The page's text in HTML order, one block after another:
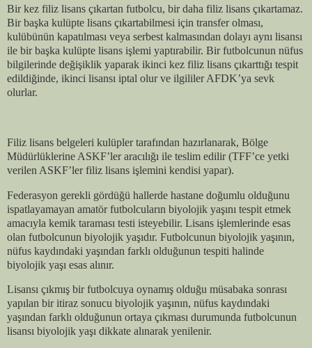
Bir kez filiz lisans çıkartan futbolcu, bir daha filiz lisans çıkartamaz.
Bir başka kulüpte lisans çıkartabilmesi için transfer olması,
kulübünün kapatılması veya serbest kalmasından dolayı aynı lisansı
ile bir başka kulüpte lisans işlemi yaptırabilir. Bir futbolcunun nüfus
bilgilerinde değişiklik yaparak ikinci kez filiz lisans çıkarttığı tespit
edildiğinde, ikinci lisansı iptal olur ve ilgililer AFDK’ya sevk
olurlar.
Filiz lisans belgeleri kulüpler tarafından hazırlanarak, Bölge
Müdürlüklerine ASKF’ler aracılığı ile teslim edilir (TFF’ce yetki
verilen ASKF’ler filiz lisans işlemini kendisi yapar).
Federasyon gerekli gördüğü hallerde hastane doğumlu olduğunu
ispatlayamayan amatör futbolcuların biyolojik yaşını tespit etmek
amacıyla kemik taraması testi isteyebilir. Lisans işlemlerinde esas
olan futbolcunun biyolojik yaşıdır. Futbolcunun biyolojik yaşının,
nüfus kaydındaki yaşından farklı olduğunun tespiti halinde
biyolojik yaşı esas alınır.
Lisansı çıkmış bir futbolcuya oynamış olduğu müsabaka sonrası
yapılan bir itiraz sonucu biyolojik yaşının, nüfus kaydındaki
yaşından farklı olduğunun ortaya çıkması durumunda futbolcunun
lisansı biyolojik yaşı dikkate alınarak yenilenir.